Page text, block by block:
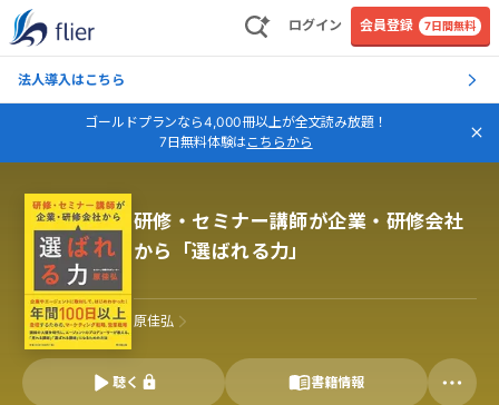
ログイン 会員登録 7日間無料
法人導入はこちら
ゴールドプランなら4,000冊以上が全文読み放題！
7日無料体験はこちらから
研修・セミナー講師が企業・研修会社
から「選ばれる力」
原佳弘
聴く 書籍情報